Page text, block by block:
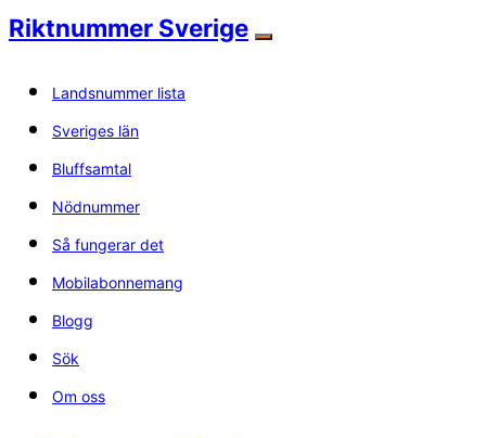
Riktnummer Sverige
Landsnummer lista
Sveriges län
Bluffsamtal
Nödnummer
Så fungerar det
Mobilabonnemang
Blogg
Sök
Om oss